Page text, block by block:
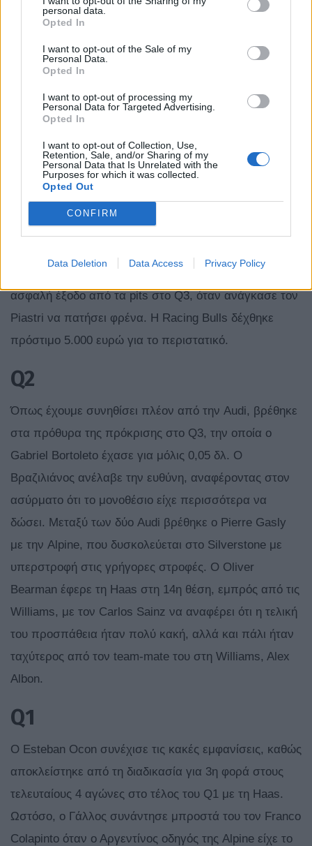
personal data.
Opted In
I want to opt-out of the Sale of my
Personal Data.
Opted In
I want to opt-out of processing my
Personal Data for Targeted Advertising.
Opted In
I want to opt-out of Collection, Use,
Retention, Sale, and/or Sharing of my
Personal Data that Is Unrelated with the
Purposes for which it was collected.
Opted Out
CONFIRM
Data Deletion Data Access Privacy Policy
Την πρώτη δεκάδα συμπλήρωσαν οι δύο Racing Bulls,
με τον rookie Arvid Lindblad μπροστά από τον Liam
Βρετανός οδηγός βρίσκεται υπό έρευνα για μη
ασφαλή έξοδο από τα pits στο Q3, όταν ανάγκασε τον
Piastri να πατήσει φρένα. Η Racing Bulls δέχθηκε
πρόστιμο 5.000 ευρώ για το περιστατικό.
Q2
Όπως έχουμε συνηθίσει πλέον από την Audi, βρέθηκε
στα πρόθυρα της πρόκρισης στο Q3, την οποία ο
Gabriel Bortoleto έχασε για μόλις 0,05 δλ. Ο
Βραζιλιάνος ανέλαβε την ευθύνη, αναφέροντας στον
ασύρματο ότι το μονοθέσιο είχε περισσότερα να
δώσει. Μεταξύ των δύο Audi βρέθηκε ο Pierre Gasly
με την Alpine, που δυσκολεύεται στο Silverstone με
υπερστροφή στις γρήγορες στροφές. Ο Oliver
Bearman έφερε τη Haas στη 14η θέση, εμπρός από τις
Williams, με τον Carlos Sainz να αναφέρει ότι η τελική
του προσπάθεια ήταν πολύ κακή, αλλά και πάλι ήταν
ταχύτερος από τον team-mate του στη Williams, Alex
Albon.
Q1
O Esteban Ocon συνέχισε τις κακές εμφανίσεις, καθώς
αποκλείστηκε από τη διαδικασία για 3η φορά στους
τελευταίους 4 αγώνες στο τέλος του Q1 με τη Haas.
Ωστόσο, ο Γάλλος συνάντησε μπροστά του τον Franco
Colapinto όταν ο Αργεντίνος οδηγός της Alpine είχε το